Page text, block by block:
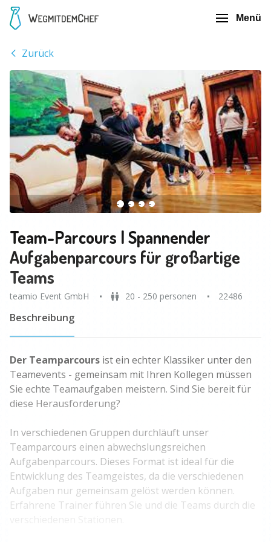
Menü
Zurück
Team-Parcours | Spannender
Aufgabenparcours für großartige
Teams
teamio Event GmbH 20 - 250 personen 22486
Beschreibung
Der Teamparcours ist ein echter Klassiker unter den
Teamevents - gemeinsam mit Ihren Kollegen müssen
Sie echte Teamaufgaben meistern. Sind Sie bereit für
diese Herausforderung?
In verschiedenen Gruppen durchläuft unser
Teamparcours einen abwechslungsreichen
Aufgabenparcours. Dieses Format ist ideal für die
Entwicklung des Teamgeistes, da die verschiedenen
Aufgaben nur gemeinsam gelöst werden können.
Erfahrene Trainer führen Sie und die Teams durch die